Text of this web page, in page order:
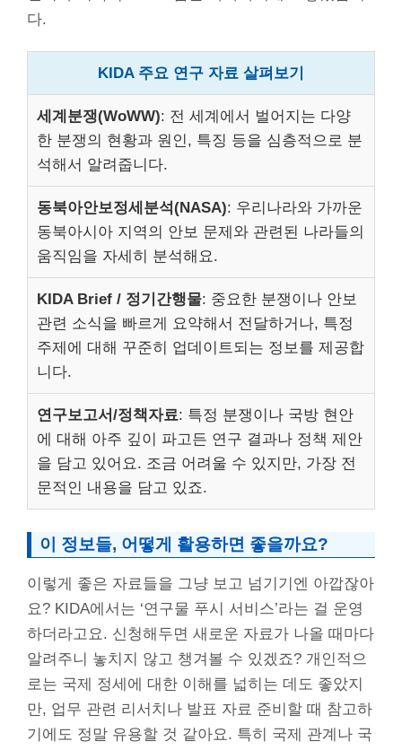
다.
KIDA 주요 연구 자료 살펴보기
세계분쟁(WoWW): 전 세계에서 벌어지는 다양
한 분쟁의 현황과 원인, 특징 등을 심층적으로 분
석해서 알려줍니다.
동북아안보정세분석(NASA): 우리나라와 가까운
동북아시아 지역의 안보 문제와 관련된 나라들의
움직임을 자세히 분석해요.
KIDA Brief / 정기간행물: 중요한 분쟁이나 안보
관련 소식을 빠르게 요약해서 전달하거나, 특정
주제에 대해 꾸준히 업데이트되는 정보를 제공합
니다.
연구보고서/정책자료: 특정 분쟁이나 국방 현안
에 대해 아주 깊이 파고든 연구 결과나 정책 제안
을 담고 있어요. 조금 어려울 수 있지만, 가장 전
문적인 내용을 담고 있죠.
이 정보들, 어떻게 활용하면 좋을까요?
이렇게 좋은 자료들을 그냥 보고 넘기기엔 아깝잖아
요? KIDA에서는 ‘연구물 푸시 서비스’라는 걸 운영
하더라고요. 신청해두면 새로운 자료가 나올 때마다
알려주니 놓치지 않고 챙겨볼 수 있겠죠? 개인적으
로는 국제 정세에 대한 이해를 넓히는 데도 좋았지
만, 업무 관련 리서치나 발표 자료 준비할 때 참고하
기에도 정말 유용할 것 같아요. 특히 국제 관계나 국